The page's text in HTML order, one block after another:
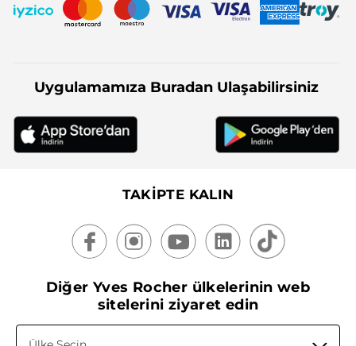
Uygulamamıza Buradan Ulaşabilirsiniz
TAKİPTE KALIN
Diğer Yves Rocher ülkelerinin web
sitelerini ziyaret edin